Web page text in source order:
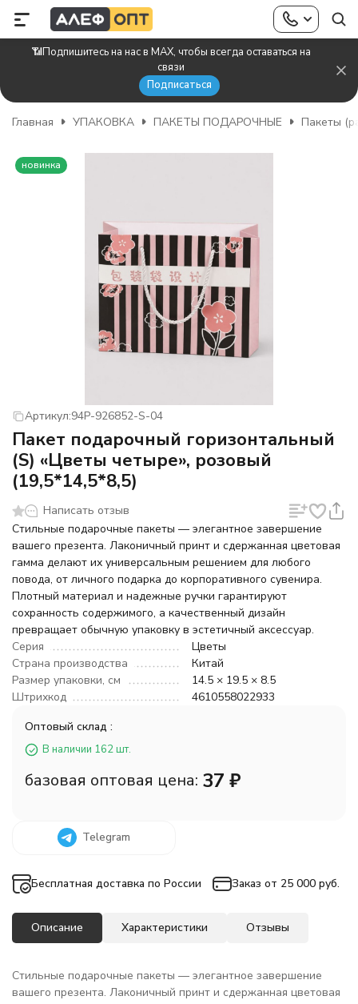
📶Подпишитесь на нас в MAX, чтобы всегда оставаться на
связи
Подписаться
Главная УПАКОВКА ПАКЕТЫ ПОДАРОЧНЫЕ Пакеты
новинка
Артикул:94P-926852-S-04
Пакет подарочный горизонтальный
(S) «Цветы четыре», розовый
(19,5*14,5*8,5)
Написать отзыв
Стильные подарочные пакеты — элегантное завершение
вашего презента. Лаконичный принт и сдержанная цветовая
гамма делают их универсальным решением для любого
повода, от личного подарка до корпоративного сувенира.
Плотный материал и надежные ручки гарантируют
сохранность содержимого, а качественный дизайн
превращает обычную упаковку в эстетичный аксессуар.
Серия
Цветы
Страна производства
Китай
Размер упаковки, см
14.5 × 19.5 × 8.5
Штрихкод
4610558022933
Оптовый склад :
В наличии 162 шт.
базовая оптовая цена: 37 ₽
Telegram
Бесплатная доставка по России Заказ от 25 000 руб.
Описание Характеристики Отзывы
Стильные подарочные пакеты — элегантное завершение
вашего презента. Лаконичный принт и сдержанная цветовая